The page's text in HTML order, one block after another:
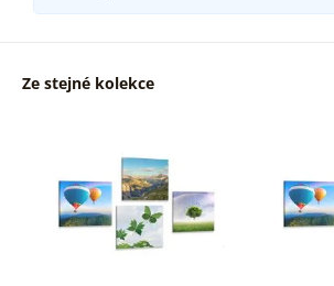
Ze stejné kolekce